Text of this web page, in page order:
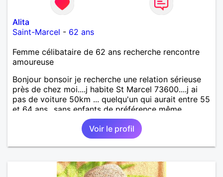
Alita
Saint-Marcel - 62 ans
Femme célibataire de 62 ans recherche rencontre
amoureuse
Bonjour bonsoir je recherche une relation sérieuse
près de chez moi....j habite St Marcel 73600....j ai
pas de voiture 50km ... quelqu'un qui aurait entre 55
et 64 ans...sans enfants de préférence même
adultes et qui n aurait garder aucun contact avec
une où plusieurs ex...si vous correspondez à ma
recherche ecrivez moi je vous répondrai...
Voir le profil